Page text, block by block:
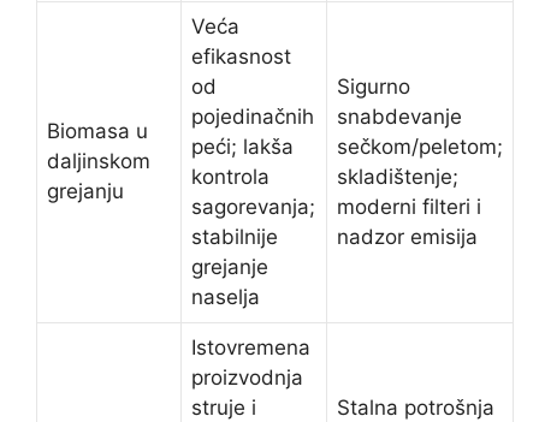
Biomasa u
daljinskom
grejanju
Veća
efikasnost
od
pojedinačnih
peći; lakša
kontrola
sagorevanja;
stabilnije
grejanje
naselja
Sigurno
snabdevanje
sečkom/peletom;
skladištenje;
moderni filteri i
nadzor emisija
Istovremena
proizvodnja
struje i
Stalna potrošnja